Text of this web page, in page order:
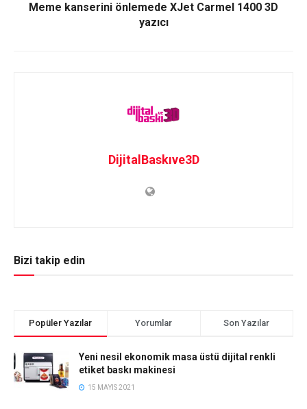
Meme kanserini önlemede XJet Carmel 1400 3D
yazıcı
DijitalBaskıve3D
Bizi takip edin
Popüler Yazılar Yorumlar Son Yazılar
Yeni nesil ekonomik masa üstü dijital renkli
etiket baskı makinesi
15 MAYIS 2021